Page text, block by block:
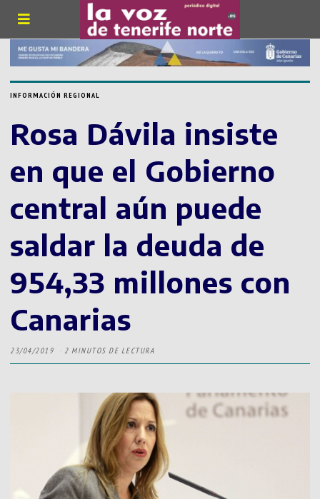
INFORMACIÓN REGIONAL
Rosa Dávila insiste
en que el Gobierno
central aún puede
saldar la deuda de
954,33 millones con
Canarias
23/04/2019 2 MINUTOS DE LECTURA